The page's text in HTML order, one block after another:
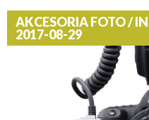
AKCESORIA FOTO /
2017-08-29